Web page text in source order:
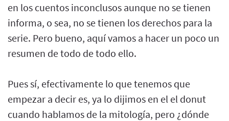
en los cuentos inconclusos aunque no se tienen
informa, o sea, no se tienen los derechos para la
serie. Pero bueno, aquí vamos a hacer un poco un
resumen de todo de todo ello.
Pues sí, efectivamente lo que tenemos que
empezar a decir es, ya lo dijimos en el el donut
cuando hablamos de la mitología, pero ¿dónde